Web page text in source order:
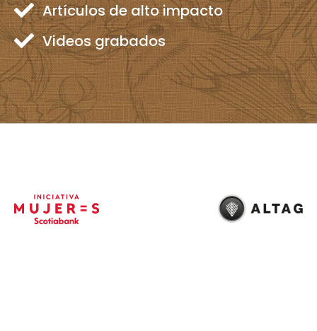
Artículos de alto impacto
Videos grabados